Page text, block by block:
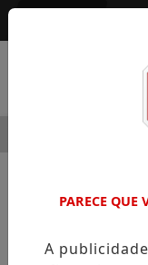
Academia
PARECE QUE
A